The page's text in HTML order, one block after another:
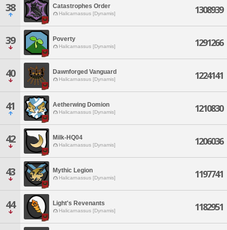
38 Catastrophes Order
Halicarnassus [Dynamis] 1308939
39 Poverty
Halicarnassus [Dynamis] 1291266
40 Dawnforged Vanguard
Halicarnassus [Dynamis] 1224141
41 Aetherwing Domion
Halicarnassus [Dynamis] 1210830
42 Milk-HQ04
Halicarnassus [Dynamis] 1206036
43 Mythic Legion
Halicarnassus [Dynamis] 1197741
44 Light's Revenants
Halicarnassus [Dynamis] 1182951